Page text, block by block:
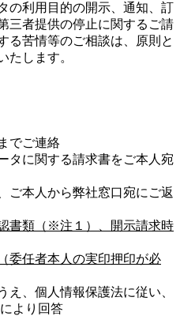
の利用目的の開示、通知、訂
三者提供の停止に関するご請
る苦情等のご相談は、原則と
たします。
でご連絡
タに関する請求書をご本人宛
本人から弊社窓口宛にご返
書類（※注１）、開示請求時
委任者本人の実印押印が必
、個人情報保護法に従い、
より回答